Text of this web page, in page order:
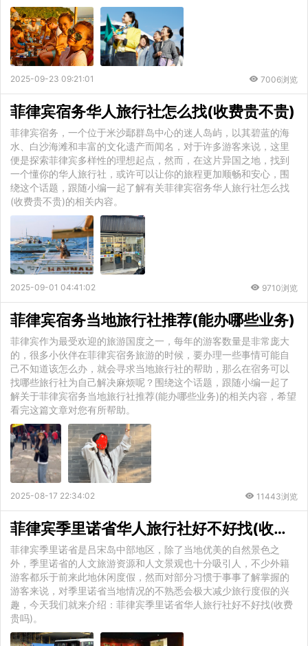
2025-09-23 09:21:01 7006浏览
菲律宾宿务华人旅行社怎么找(收费贵不贵)
菲律宾宿务，一个位于米沙鄢群岛中心的迷人岛屿，以其碧蓝的海
水、白沙海滩和丰富的文化遗产而闻名，对于许多游客来说，这里
便是探索菲律宾多样性的理想起点，然而，在这片异国之地，找到
一个懂你的华人旅行社，或许可以让你的旅程更加顺畅和安心，围
绕这个话题，跟随小编一起了解有关菲律宾宿务华人旅行社怎么找
(收费贵不贵)的相关内容。
2025-09-01 04:41:02 9710浏览
菲律宾宿务当地旅行社推荐(能办哪些业务)
菲律宾作为最受欢迎的旅游国度之一，每年的游客数量是非常庞大
的，很多小伙伴在菲律宾宿务旅游的时候，要办理一些事情可能自
己不知道该怎么办，就会寻求当地旅行社的帮助，那么在宿务可以
找哪些旅行社为自己解决麻烦呢？围绕这个话题，跟随小编一起了
解关于菲律宾宿务当地旅行社推荐(能办哪些业务)的相关内容，希望
看完这篇文章对您有所帮助。
2025-08-17 22:34:02 11443浏览
菲律宾季里诺省华人旅行社好不好找(收费贵吗)
菲律宾季里诺省是吕宋岛中部地区，除了当地优美的自然景色之
外，季里诺省的人文旅游资源和人文景观也十分吸引人，不少外籍
游客都乐于前来此地休闲度假，然而对部分习惯于事事了解掌握的
游客来说，对季里诺省当地情况的不熟悉会极大减少旅行度假的兴
趣，今天我们就来介绍：菲律宾季里诺省华人旅行社好不好找(收费
贵吗)。